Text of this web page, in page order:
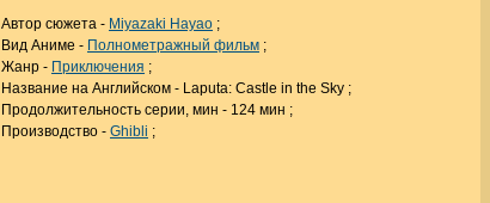
Автор сюжета - Miyazaki Hayao ;
Вид Аниме - Полнометражный фильм ;
Жанр - Приключения ;
Название на Английском - Laputa: Castle in the Sky ;
Продолжительность серии, мин - 124 мин ;
Производство - Ghibli ;